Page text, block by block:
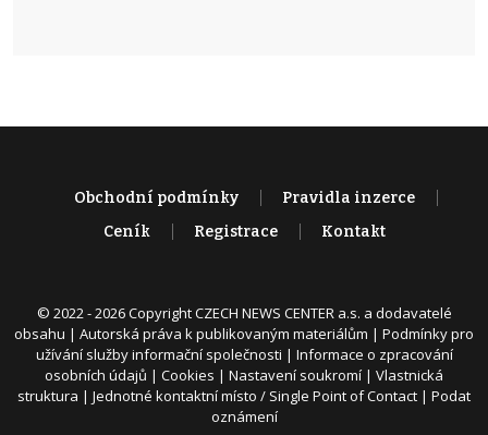
Obchodní podmínky
Pravidla inzerce
Ceník
Registrace Kontakt
© 2022 - 2026 Copyright CZECH NEWS CENTER a.s. a dodavatelé
obsahu | Autorská práva k publikovaným materiálům | Podmínky pro
užívání služby informační společnosti | Informace o zpracování
osobních údajů | Cookies | Nastavení soukromí | Vlastnická
struktura | Jednotné kontaktní místo / Single Point of Contact | Podat
oznámení